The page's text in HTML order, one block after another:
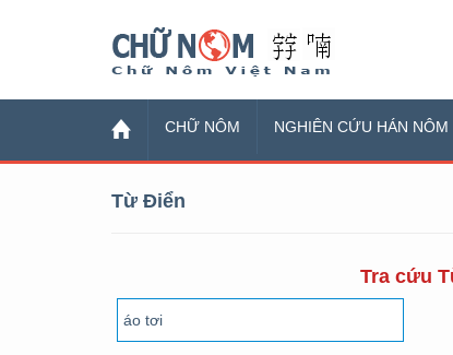
CHỮ NÔM NGHIÊN CỨU HÁN NÔM
Từ Điển
Tra cứu